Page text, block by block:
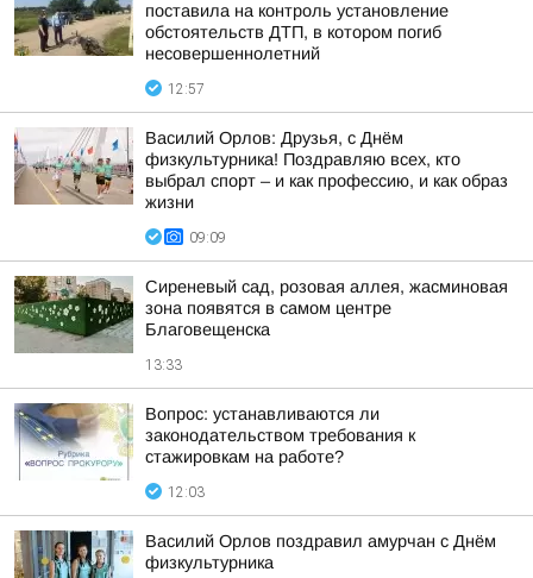
поставила на контроль установление
обстоятельств ДТП, в котором погиб
несовершеннолетний
12:57
Василий Орлов: Друзья, с Днём
физкультурника! Поздравляю всех, кто
выбрал спорт – и как профессию, и как образ
жизни
09:09
Сиреневый сад, розовая аллея, жасминовая
зона появятся в самом центре
Благовещенска
13:33
Вопрос: устанавливаются ли
законодательством требования к
стажировкам на работе?
12:03
Василий Орлов поздравил амурчан с Днём
физкультурника